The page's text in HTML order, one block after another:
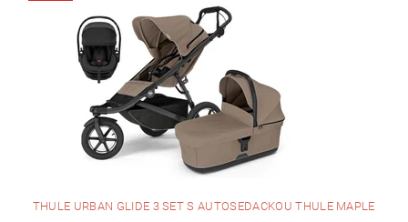
THULE URBAN GLIDE 3 SET S AUTOSEDACKOU THULE MAPLE